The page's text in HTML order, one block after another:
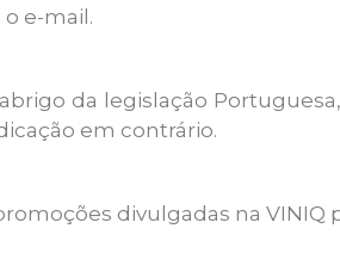
e-mail.
abrigo da legislação
em contrário.
promoções divulgadas na VINIQ